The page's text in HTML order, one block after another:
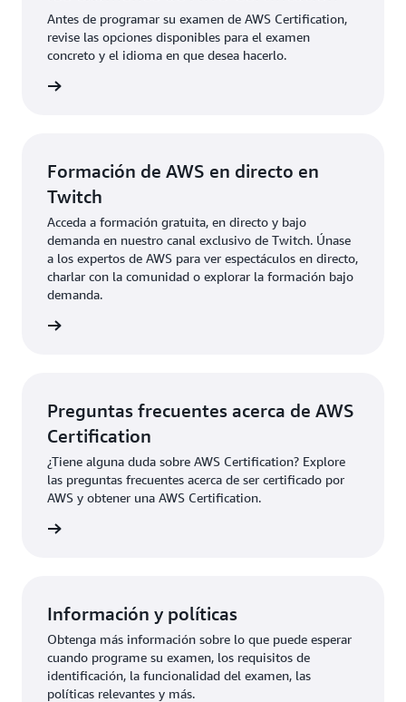
técnicos y los clientes.
ritmo es gratuita durante el período beta, que
finaliza a finales de julio de 2025. No se necesita
preparación ni examen para esta opción de
Apruebe la versión más reciente del examen AWS
Professional
Antes de programar su examen de AWS Certification,
revise las opciones disponibles para el examen
concreto y el idioma en que desea hacerlo.
Formación de AWS en directo en
Twitch
Acceda a formación gratuita, en directo y bajo
demanda en nuestro canal exclusivo de Twitch. Únase
a los expertos de AWS para ver espectáculos en directo,
charlar con la comunidad o explorar la formación bajo
demanda.
Preguntas frecuentes acerca de AWS
Certification
¿Tiene alguna duda sobre AWS Certification? Explore
las preguntas frecuentes acerca de ser certificado por
AWS y obtener una AWS Certification.
Información y políticas
Obtenga más información sobre lo que puede esperar
cuando programe su examen, los requisitos de
identificación, la funcionalidad del examen, las
políticas relevantes y más.